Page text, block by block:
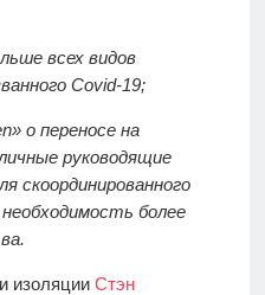
всех видов
Covid-19;
о переносе на
руководящие
скоординированного
более
изоляцииСтэн